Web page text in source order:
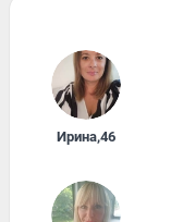
Ирина,46